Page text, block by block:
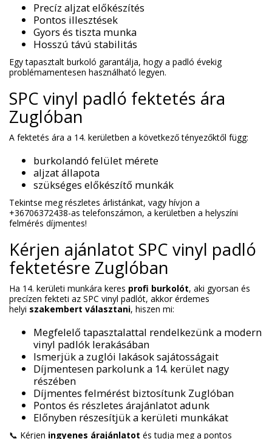
Precíz aljzat előkészítés
Pontos illesztések
Gyors és tiszta munka
Hosszú távú stabilitás
Egy tapasztalt burkoló garantálja, hogy a padló évekig
problémamentesen használható legyen.
SPC vinyl padló fektetés ára
Zuglóban
A fektetés ára a 14. kerületben a következő tényezőktől függ:
burkolandó felület mérete
aljzat állapota
szükséges előkészítő munkák
Tekintse meg részletes árlistánkat, vagy hívjon a
+36706372438-as telefonszámon, a kerületben a helyszíni
felmérés díjmentes!
Kérjen ajánlatot SPC vinyl padló
fektetésre Zuglóban
Ha 14. kerületi munkára keres profi burkolót, aki gyorsan és
precízen fekteti az SPC vinyl padlót, akkor érdemes
helyi szakembert választani, hiszen mi:
Megfelelő tapasztalattal rendelkezünk a modern
vinyl padlók lerakásában
Ismerjük a zuglói lakások sajátosságait
Díjmentesen parkolunk a 14. kerület nagy
részében
Díjmentes felmérést biztosítunk Zuglóban
Pontos és részletes árajánlatot adunk
Előnyben részesítjük a kerületi munkákat
📞 Kérjen ingyenes árajánlatot és tudja meg a pontos